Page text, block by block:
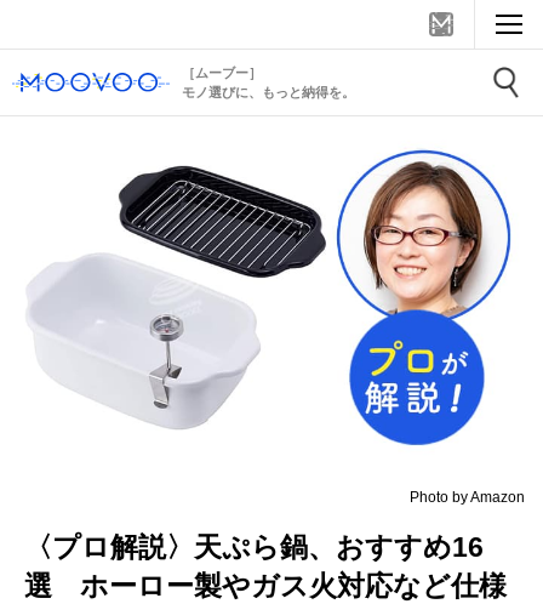
［ムーブー］
モノ選びに、もっと納得を。
Photo by Amazon
〈プロ解説〉天ぷら鍋、おすすめ16
選 ホーロー製やガス火対応など仕様